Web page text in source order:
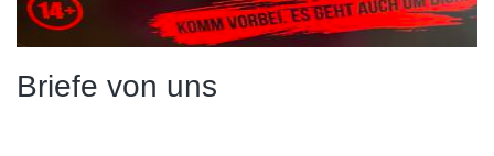
Briefe von uns